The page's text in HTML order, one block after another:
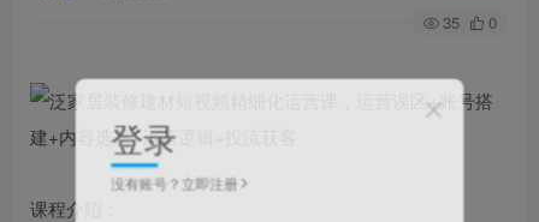
35 0
课程介绍：
登录
没有账号？立即注册